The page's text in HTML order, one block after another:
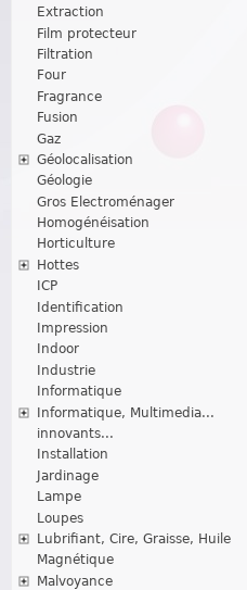
Extraction
Film protecteur
Filtration
Four
Fragrance
Fusion
Gaz
Géolocalisation
Géologie
Gros Electroménager
Homogénéisation
Horticulture
Hottes
ICP
Identification
Impression
Indoor
Industrie
Informatique
Informatique, Multimedia...
innovants...
Installation
Jardinage
Lampe
Loupes
Lubrifiant, Cire, Graisse, Huile
Magnétique
Malvoyance